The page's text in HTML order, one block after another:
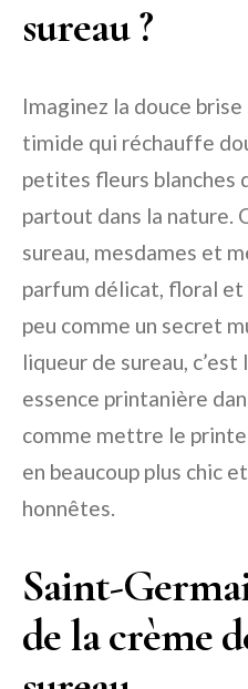
sureau ?
Imaginez la douce
timide qui réchauffe
petites fleurs blanches
partout dans la nature.
sureau, mesdames et
parfum délicat, floral
peu comme un secret
liqueur de sureau,
essence printanière
comme mettre le
en beaucoup plus chic
honnêtes.
Saint-
de la crème